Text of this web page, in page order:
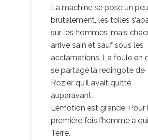
La machine se pose un peu
brutalement, les toiles
sur les hommes, mais
arrive sain et sauf sous les
acclamations. La foule en
se partage la redingote de
Rozier qu’il avait quitté
auparavant.
L’émotion est grande. Pour
première fois l’homme a
Terre.